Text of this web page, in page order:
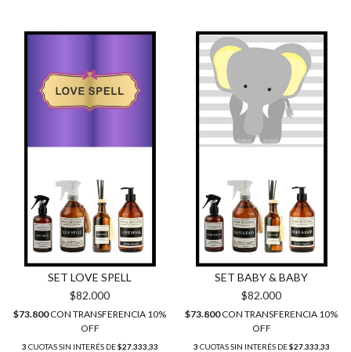
SET LOVE SPELL
$82.000
$73.800CON TRANSFERENCIA 10%
OFF
3 CUOTAS SIN INTERÉS DE$27.333,33
SET BABY & BABY
$82.000
$73.800CON TRANSFERENCIA 10%
OFF
3 CUOTAS SIN INTERÉS DE$27.333,33